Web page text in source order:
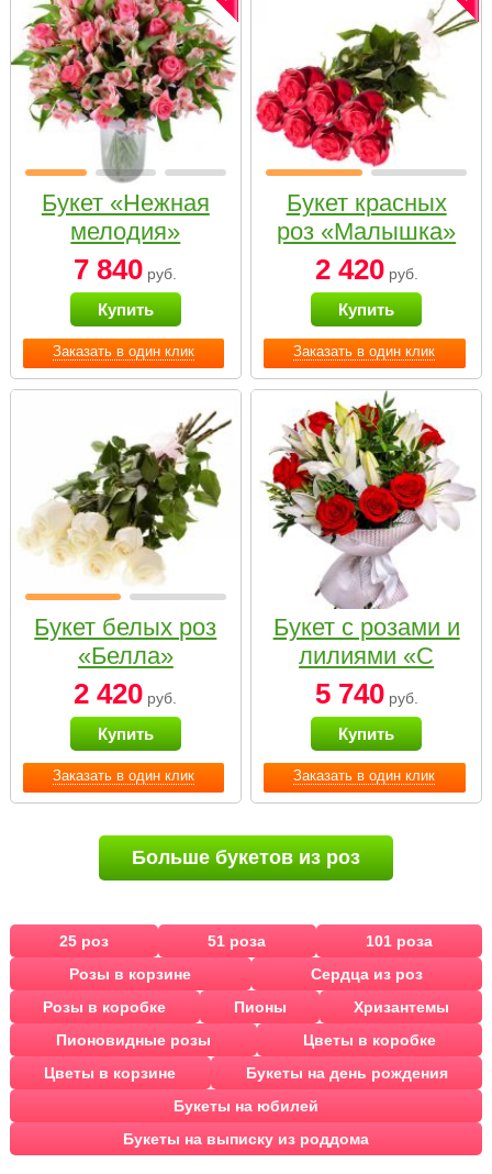
Заказать в один клик
Букет «Нежная
мелодия»
7 840 руб.
Купить
Заказать в один клик
Букет красных
роз «Малышка»
2 420руб.
Купить
Заказать в один клик
Букет белых роз
«Белла»
2 420 руб.
Купить
Заказать в один клик
Букет с розами и
лилиями «С
наилучшими
пожеланиями»
5 740руб.
Купить
Больше букетов из роз
25 роз 51 роза
101 роза
Розы в корзине
Сердца из роз
Розы в коробке
Пионы
Хризантемы
Пионовидные розы
Цветы в коробке
Цветы в корзине
Букеты на день рождения
Букеты на юбилей
Букеты на выписку из роддома